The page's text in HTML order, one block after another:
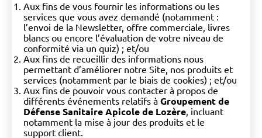
Aux fins de vous fournir les informations ou les
services que vous avez demandé (notamment :
l’envoi de la Newsletter, offre commerciale, livres
blancs ou encore l’évaluation de votre niveau de
conformité via un quiz) ; et/ou
Aux fins de recueillir des informations nous
permettant d’améliorer notre Site, nos produits et
services (notamment par le biais de cookies) ; et/ou
Aux fins de pouvoir vous contacter à propos de
différents événements relatifs à Groupement de
Défense Sanitaire Apicole de Lozère, incluant
notamment la mise à jour des produits et le
support client.